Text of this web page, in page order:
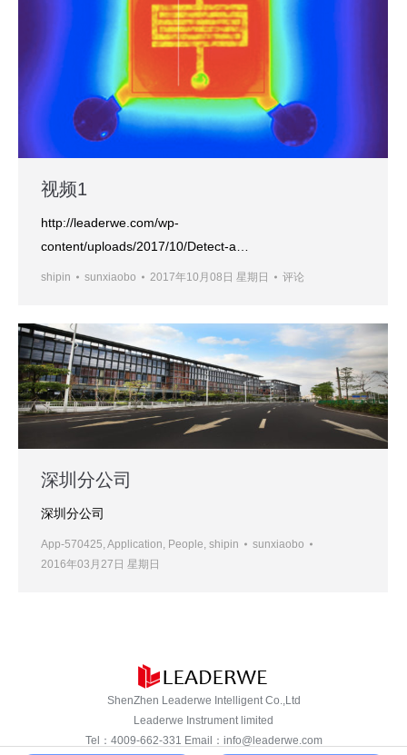
视频1
http://leaderwe.com/wp-
content/uploads/2017/10/Detect-a…
shipin sunxiaobo 2017年10月08日 星期日 评论
深圳分公司
深圳分公司
App-570425,Application, People, shipin
sunxiaobo
2016年03月27日 星期日
ShenZhen Leaderwe Intelligent Co.,Ltd
Leaderwe Instrument limited
Tel： 4009-662-331 Email： info@leaderwe.com